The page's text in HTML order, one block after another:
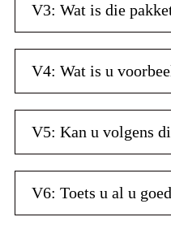
V3: Wat is die
V4: Wat is u
V5: Kan u volgens
V6: Toets u al u